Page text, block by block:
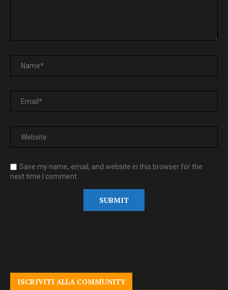
Save my name, email, and website in this browser for the
next time I comment.
ISCRIVITI ALLA COMMUNITY